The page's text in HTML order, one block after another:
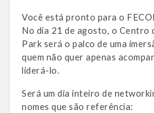
Você está pronto para o
No dia 21 de agosto, o Centro
Park será o palco de uma
quem não quer apenas
liderá-lo.
Será um dia inteiro de
nomes que são referência: